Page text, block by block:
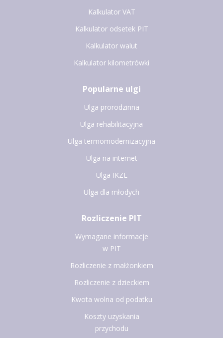
Kalkulator VAT
Kalkulator odsetek PIT
Kalkulator walut
Kalkulator kilometrówki
Popularne ulgi
Ulga prorodzinna
Ulga rehabilitacyjna
Ulga termomodernizacyjna
Ulga na internet
Ulga IKZE
Ulga dla młodych
Rozliczenie PIT
Wymagane informacje
w PIT
Rozliczenie z małżonkiem
Rozliczenie z dzieckiem
Kwota wolna od podatku
Koszty uzyskania
przychodu